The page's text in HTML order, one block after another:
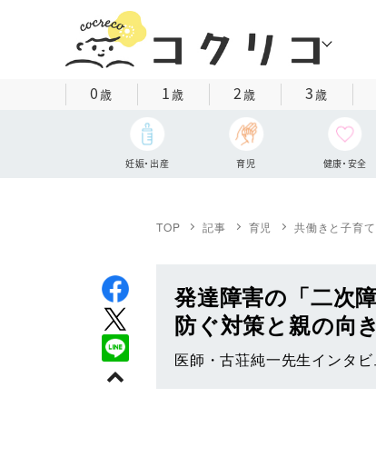
0歳 1歳 2歳 3歳
妊娠・出産 育児 健康・安全
TOP 記事 育児 共働きと子育て
発達障害の「二次
防ぐ対策と親の向
医師・古荘純一先生インタビ